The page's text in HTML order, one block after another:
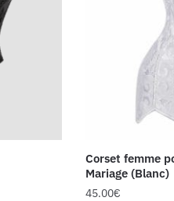
Corset femme
Mariage (Blanc)
45.00€